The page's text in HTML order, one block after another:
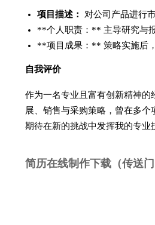
项目描述：
对公司产品进行
**个人职责：** 主导研究与
**项目成果：** 策略实施后
自我评价
作为一名专业且富有创新精神
展、销售与采购策略，曾在多
期待在新的挑战中发挥我的专
简历在线制作下载（传送